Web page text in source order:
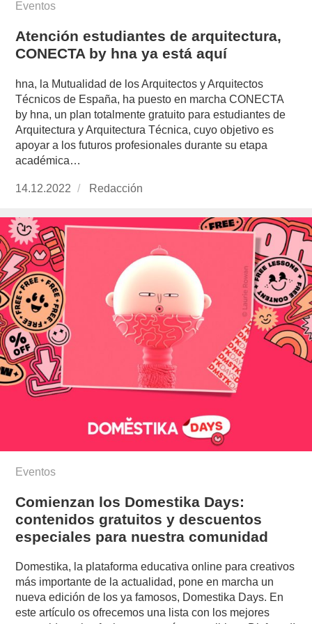
Eventos
Atención estudiantes de arquitectura,
CONECTA by hna ya está aquí
hna, la Mutualidad de los Arquitectos y Arquitectos
Técnicos de España, ha puesto en marcha CONECTA
by hna, un plan totalmente gratuito para estudiantes de
Arquitectura y Arquitectura Técnica, cuyo objetivo es
apoyar a los futuros profesionales durante su etapa
académica…
Publicado
14.12.2022 https://www.experimenta.es/author/redaccion/
Redacción
Eventos
Comienzan los Domestika Days:
contenidos gratuitos y descuentos
especiales para nuestra comunidad
Domestika, la plataforma educativa online para creativos
más importante de la actualidad, pone en marcha un
nueva edición de los ya famosos, Domestika Days. En
este artículo os ofrecemos una lista con los mejores